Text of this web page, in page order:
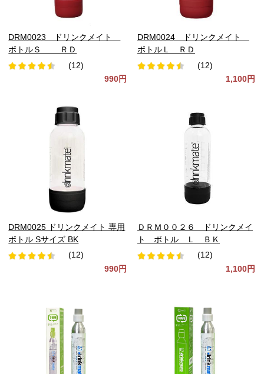
DRM0023 ドリンクメイト
ボトルＳ ＲＤ
(12)
990円
DRM0024 ドリンクメイト
ボトルＬ ＲＤ
(12)
1,100円
DRM0025 ドリンクメイト 専用
ボトル Sサイズ BK
(12)
990円
ＤＲＭ００２６ ドリンクメイ
ト ボトル Ｌ ＢＫ
(12)
1,100円